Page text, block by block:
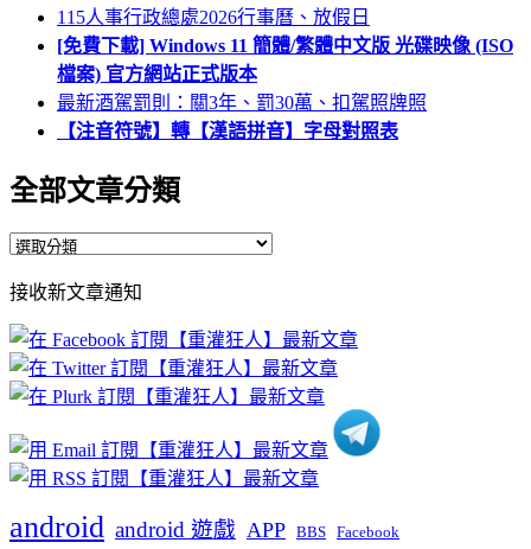
115人事行政總處2026行事曆、放假日
[免費下載] Windows 11 簡體/繁體中文版 光碟映像 (ISO
檔案) 官方網站正式版本
最新酒駕罰則：關3年、罰30萬、扣駕照牌照
【注音符號】轉【漢語拼音】字母對照表
全部文章分類
全
文
章
分
類
接收新文章通知
android android 遊戲 APP BBS Facebook